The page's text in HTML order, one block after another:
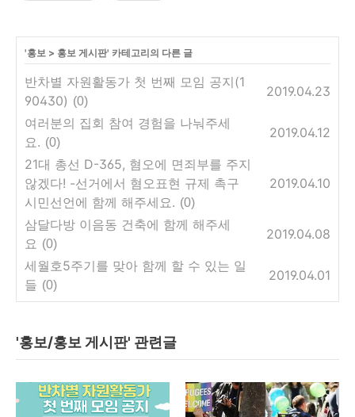
'홍보 > 홍보 게시판' 카테고리의 다른 글
반차별 자원활동가 첫 번째 모임 공지(1
90430) (0)
2019.04.23
여러분의 집회 참여 경험을 나눠주세
요. (0)
2019.04.12
21대 총선 D-365, 혐오에 면죄부를 주지
않겠다! -선거에서 혐오표현 규제 촉구
시민선언에 함께 해주세요. (0)
2019.04.10
삼달다방 이음동 건축에 함께 해주세
요 (0)
2019.04.08
세월호5주기를 맞아 함께 할 수 있는 일
들 (0)
2019.04.01
'홍보/홍보 게시판' 관련글